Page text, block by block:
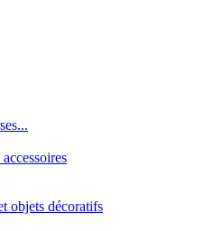
objets décoratifs